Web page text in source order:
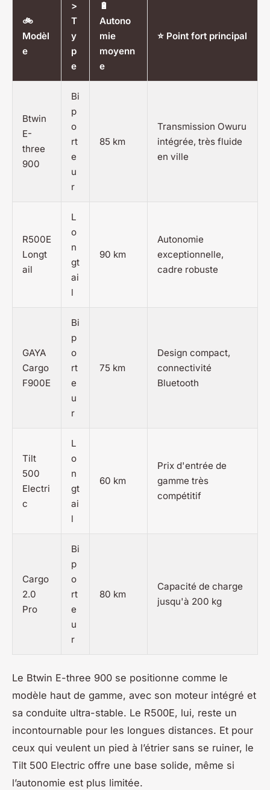
🚲
Modèl
e
>
T
y
p
e
🔋
Autono
mie
moyenn
e
⭐ Point fort principal
Btwin
E-
three
900
Bi
p
o
rt
e
u
r
85 km
Transmission Owuru
intégrée, très fluide
en ville
R500E
Longt
ail
L
o
n
gt
ai
l
90 km
Autonomie
exceptionnelle,
cadre robuste
GAYA
Cargo
F900E
Bi
p
o
rt
e
u
r
75 km
Design compact,
connectivité
Bluetooth
Tilt
500
Electri
c
L
o
n
gt
ai
l
60 km
Prix d'entrée de
gamme très
compétitif
Cargo
2.0
Pro
Bi
p
o
rt
e
u
r
80 km
Capacité de charge
jusqu'à 200 kg
Le Btwin E-three 900 se positionne comme le
modèle haut de gamme, avec son moteur intégré et
sa conduite ultra-stable. Le R500E, lui, reste un
incontournable pour les longues distances. Et pour
ceux qui veulent un pied à l’étrier sans se ruiner, le
Tilt 500 Electric offre une base solide, même si
l’autonomie est plus limitée.